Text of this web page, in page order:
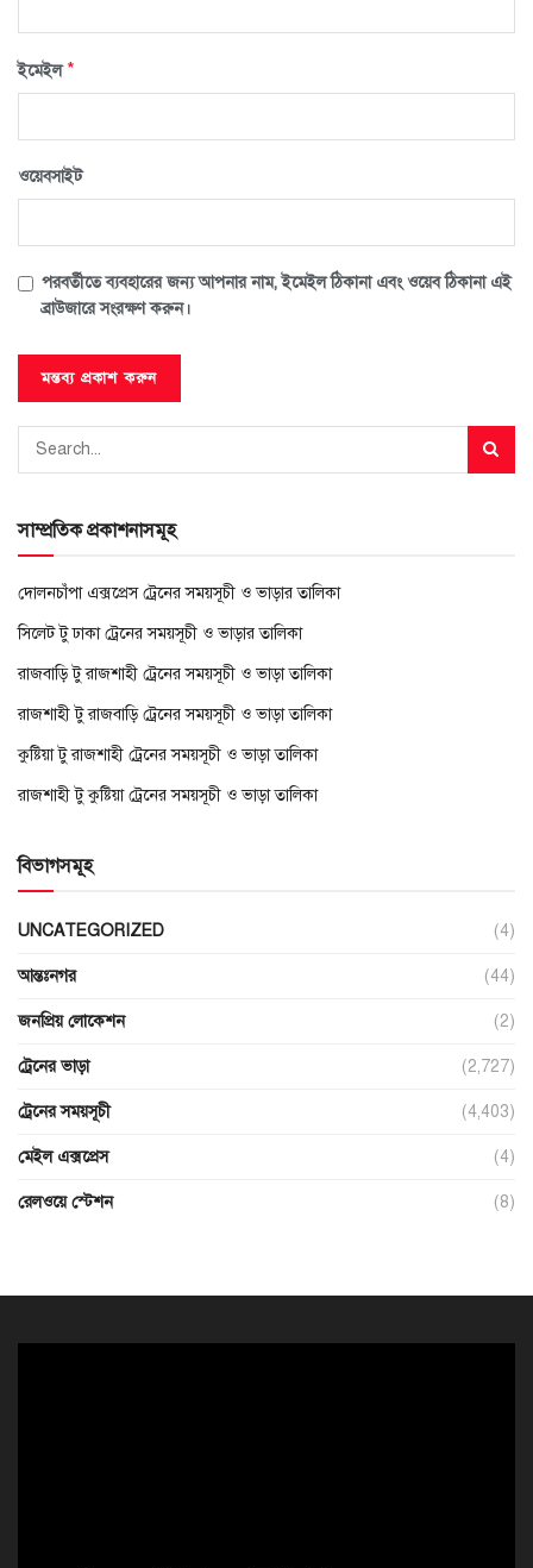
ইমেইল*
ওয়েবসাইট
পরবর্তীতে ব্যবহারের জন্য আপনার নাম, ইমেইল ঠিকানা এবং ওয়েব ঠিকানা এই
ব্রাউজারে সংরক্ষণ করুন।
সাম্প্রতিক প্রকাশনাসমূহ
দোলনচাঁপা এক্সপ্রেস ট্রেনের সময়সূচী ও ভাড়ার তালিকা
সিলেট টু ঢাকা ট্রেনের সময়সূচী ও ভাড়ার তালিকা
রাজবাড়ি টু রাজশাহী ট্রেনের সময়সূচী ও ভাড়া তালিকা
রাজশাহী টু রাজবাড়ি ট্রেনের সময়সূচী ও ভাড়া তালিকা
কুষ্টিয়া টু রাজশাহী ট্রেনের সময়সূচী ও ভাড়া তালিকা
রাজশাহী টু কুষ্টিয়া ট্রেনের সময়সূচী ও ভাড়া তালিকা
বিভাগসমূহ
UNCATEGORIZED (4)
আন্তঃনগর (44)
জনপ্রিয় লোকেশন (2)
ট্রেনের ভাড়া (2,727)
ট্রেনের সময়সূচী (4,403)
মেইল এক্সপ্রেস (4)
রেলওয়ে স্টেশন (8)